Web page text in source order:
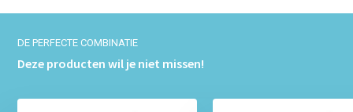
DE PERFECTE COMBINATIE
Deze producten wil je niet missen!